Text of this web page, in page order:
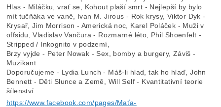
Hlas - Miláčku, vrať se, Kohout plaší smrt - Nejlepší by bylo
mít tučňáka ve vaně, Ivan M. Jirous - Rok krysy, Viktor Dyk -
Krysař, Jim Morrison - Americká noc, Karel Poláček - Muži v
offsidu, Vladislav Vančura - Rozmarné léto, Phil Shoenfelt -
Stripped / Inkognito v podzemí,
Brzy vyjde - Peter Nowak - Sex, bomby a burgery, Záviš -
Muzikant
Doporučujeme - Lydia Lunch - Máš-li hlad, tak ho hlaď, John
Bennett - Děti Slunce a Země, Will Self - Kvantitativní teorie
šílenství
https://www.facebook.com/pages/Maťa-